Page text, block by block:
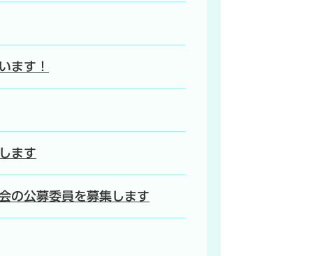
ます！
ます
の公募委員を募集します